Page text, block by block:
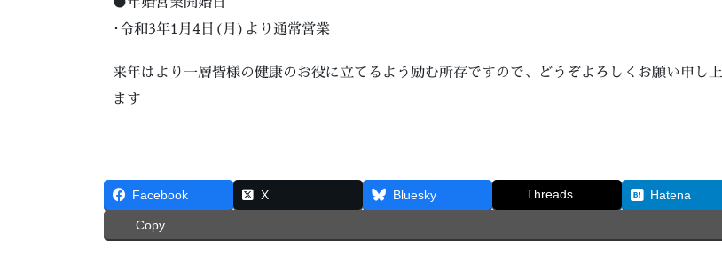
･令和3年1月4日(月)より通常営業
来年はより一層皆様の健康のお役に立てるよう励む所存ですので、どうぞよろしくお願い申し
ます
Facebook X Bluesky Threads Hatena
Copy